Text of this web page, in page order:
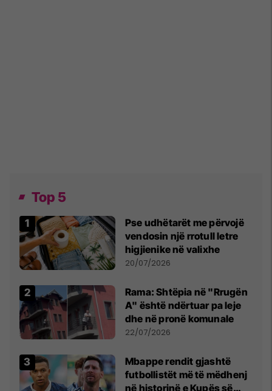
Top 5
Pse udhëtarët me përvojë
vendosin një rrotull letre
higjienike në valixhe
20/07/2026
Rama: Shtëpia në "Rrugën
A" është ndërtuar pa leje
dhe në pronë komunale
22/07/2026
Mbappe rendit gjashtë
futbollistët më të mëdhenj
në historinë e Kupës së